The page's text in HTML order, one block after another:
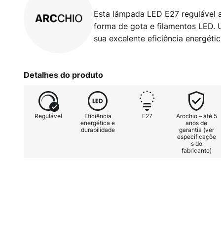
Esta lâmpada LED E27
forma de gota e filamentos LED.
sua excelente eficiência
Detalhes do produto
Regulável
Eficiência
energética e
durabilidade
E27
Arcchio – até 5
anos de
garantia (ver
especificaçõe
s do
fabricante)